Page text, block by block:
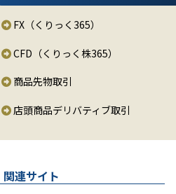
FX（くりっく365）
CFD（くりっく株365）
商品先物取引
店頭商品デリバティブ取引
関連サイト